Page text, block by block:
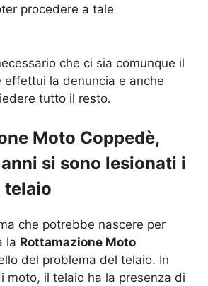
procedere a tale
che ci sia comunque il
effettui la denuncia e anche
tutto il resto.
Moto Coppedè,
si sono lesionati i
telaio
che potrebbe nascere per
la Rottamazione Moto
del problema del telaio. In
moto, il telaio ha la presenza di